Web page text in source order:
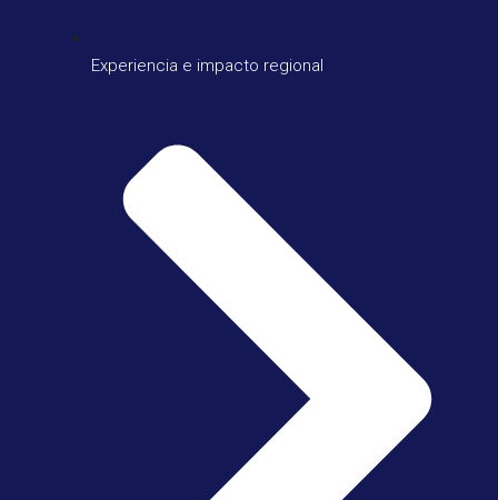
Experiencia e impacto regional